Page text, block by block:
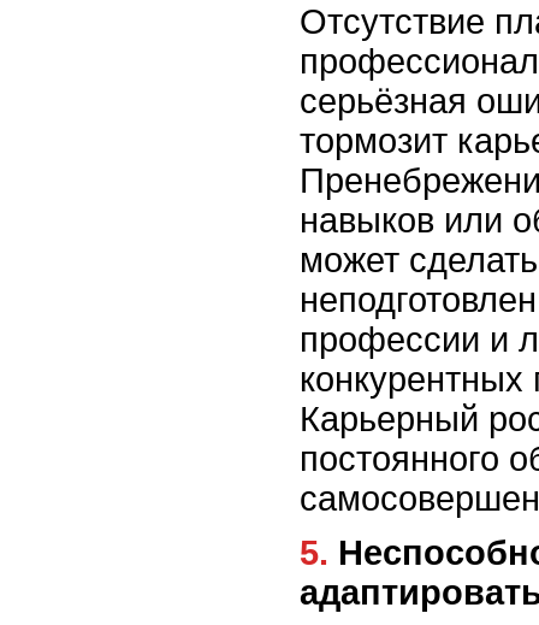
Отсутствие
серьёзная
тормозит
навыков или
может
профессии и
Карьерный
постоянного
5. Неспособность